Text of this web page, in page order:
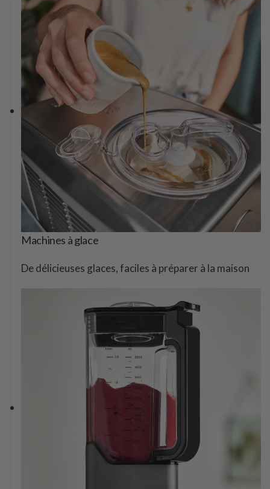
Machines à glace
De délicieuses glaces, faciles à préparer à la maison